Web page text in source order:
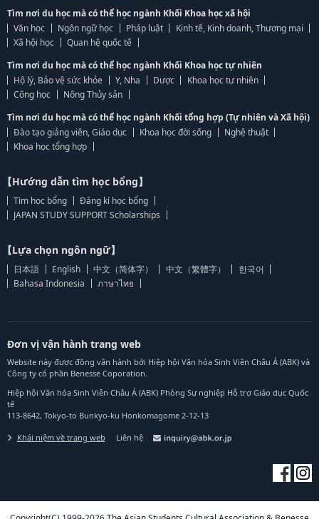
Tìm nơi du học mà có thể học ngành Khối Khoa học xã hội
Văn học
Ngôn ngữ học Pháp luật
Kinh tế, Kinh doanh, Thương mại
Xã hội học
Quan hệ quốc tế
Tìm nơi du học mà có thể học ngành Khối Khoa học tự nhiên
Hộ lý, Bảo vệ sức khỏe
Y, Nha Dược
Khoa học tự nhiên
Công học
Nông Thủy sản
Tìm nơi du học mà có thể học ngành Khối tổng hợp (Tự nhiên và Xã hội)
Đào tạo giảng viên, Giáo dục
Khoa học đời sống
Nghệ thuật
Khoa học tổng hợp
【Hướng dẫn tìm học bổng】
Tìm học bổng
Đăng kí học bổng
JAPAN STUDY SUPPORT Scholarships
【Lựa chọn ngôn ngữ】
日本語 English 中文（简体字） 中文（繁體字）
한국어
Bahasa Indonesia
ภาษาไทย
Đơn vị vận hành trang web
Website này được đồng vận hành bởi Hiệp hội Văn hóa Sinh Viên Châu Á (ABK) và
Công ty cổ phần Benesse Coporation.
Hiệp hội Văn hóa Sinh Viên Châu Á (ABK) Phòng Sự nghiệp Hỗ trợ Giáo dục Quốc
tế
113-8642, Tokyo-to Bunkyo-ku Honkomagome 2-12-13
Khái niệm về trang web Liên hệ